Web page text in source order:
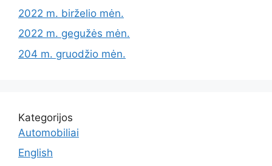
2022 m. birželio mėn.
2022 m. gegužės mėn.
204 m. gruodžio mėn.
Kategorijos
Automobiliai
English